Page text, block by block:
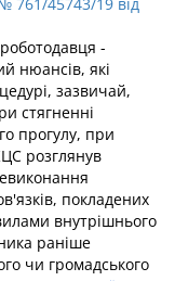
-
нюансів, які
зазвичай,
стягненні
прогулу, при
розглянув
покладених
внутрішнього
раніше
чи громадського